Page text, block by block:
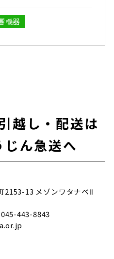
機器
越し・配送は
ん急送へ
2153-13 メゾンワタナベⅡ
443-8843